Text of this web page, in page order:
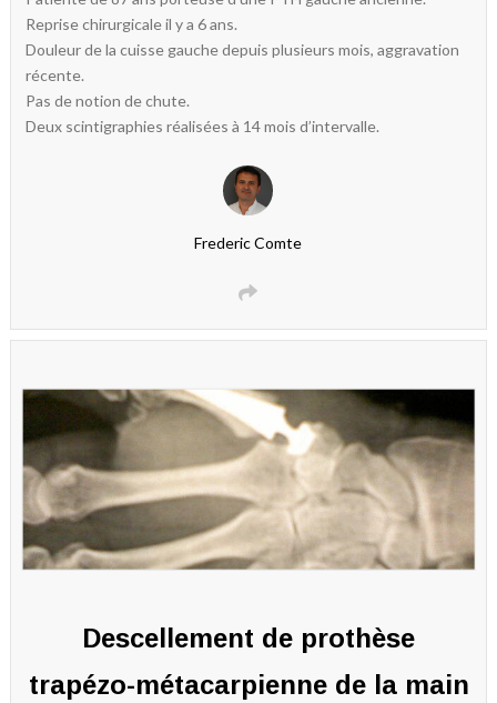
Reprise chirurgicale il y a 6 ans.
Douleur de la cuisse gauche depuis plusieurs mois, aggravation
récente.
Pas de notion de chute.
Deux scintigraphies réalisées à 14 mois d’intervalle.
Frederic Comte
Descellement de prothèse
trapézo-métacarpienne de la main